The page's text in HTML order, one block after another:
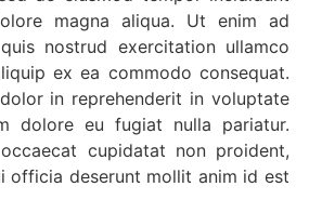
magna aliqua. Ut enim ad
nostrud exercitation ullamco
ex ea commodo consequat.
in reprehenderit in voluptate
dolore eu fugiat nulla pariatur.
cupidatat non proident,
officia deserunt mollit anim id est